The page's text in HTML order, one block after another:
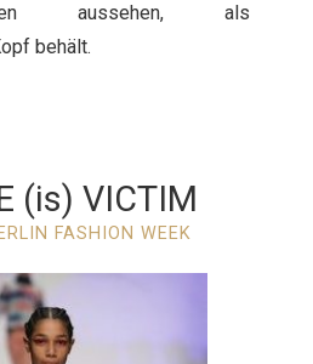
aussehen, als
behält.
(is) VICTIM
FASHION WEEK